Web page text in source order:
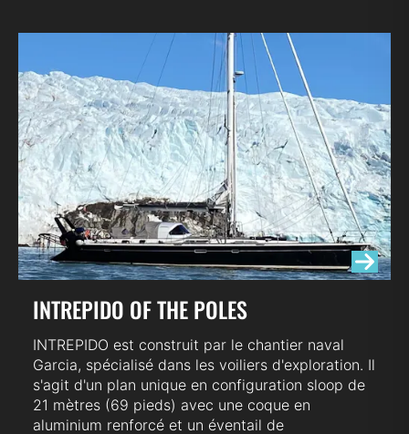
INTREPIDO OF THE POLES
INTREPIDO est construit par le chantier naval
Garcia, spécialisé dans les voiliers d'exploration. Il
s'agit d'un plan unique en configuration sloop de
21 mètres (69 pieds) avec une coque en
aluminium renforcé et un éventail de